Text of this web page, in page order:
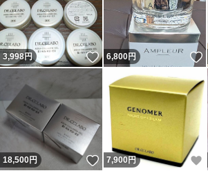
3,998円 いいね！
6,800円
18,500円 いいね！
7,900円